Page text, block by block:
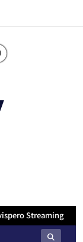
Streaming